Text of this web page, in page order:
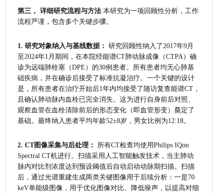
第三， 详细研究流程与方法 本研究为一项回顾性分析，工作
流程严谨，包含多个关键步骤。
1. 研究对象纳入与基线数据： 研究回顾性纳入了2017年9月
至2024年1月期间，在本院经能谱CT肺动脉成像（CTPA）确
诊为远端肺栓塞（DPE）的30例患者。所有患者均无心肺基
础疾病，并在确诊后接受了标准抗凝治疗。一个关键的设计
是，所有患者在治疗开始后1年内均接受了随访复查能谱CT，
且确认肺动脉内血栓已完全消失。这为进行自身前后对照、
观察血管在血栓清除前后的形态变化（即血管形变）奠定了
基础。最终纳入患者平均年龄52±8岁，男女比例为12:18。
2. CT图像采集与后处理：
所有CT检查均使用Philips IQon
Spectral CT机进行。扫描采用人工智能触发技术，当主肺动
脉内对比剂浓度达到预设阈值后自动启动动脉期扫描。扫描
后，通过光谱重建生成两类关键图像用于后续分析：一是70
keV单能级图像，用于优化图像对比、降低噪声，以提高对细